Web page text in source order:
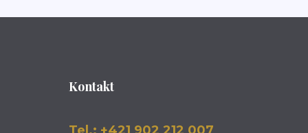
Kontakt